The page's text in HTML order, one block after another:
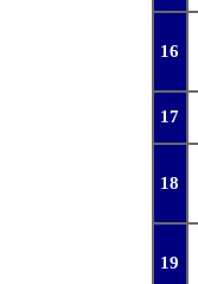
16
17
18
19